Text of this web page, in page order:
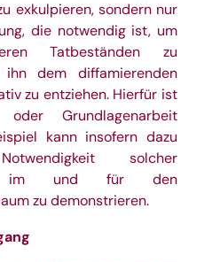
exkulpieren, sondern nur
die notwendig ist, um
Tatbeständen zu
dem diffamierenden
zu entziehen. Hierfür ist
Grundlagenarbeit
kann insofern dazu
solcher
im und für den
zu demonstrieren.